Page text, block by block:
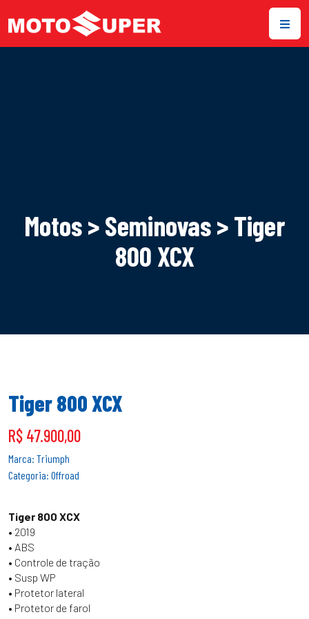
Motos > Seminovas > Tiger
800 XCX
Tiger 800 XCX
R$ 47.900,00
Marca: Triumph
Categoria: Offroad
Tiger 800 XCX
• 2019
• ABS
• Controle de tração
• Susp WP
• Protetor lateral
• Protetor de farol